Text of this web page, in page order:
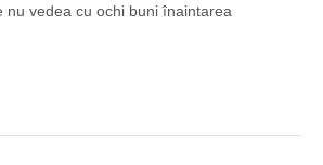
nu vedea cu ochi buni înaintarea